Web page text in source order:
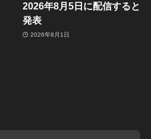
2026年8月5日に配信すると
発表
2026年8月1日